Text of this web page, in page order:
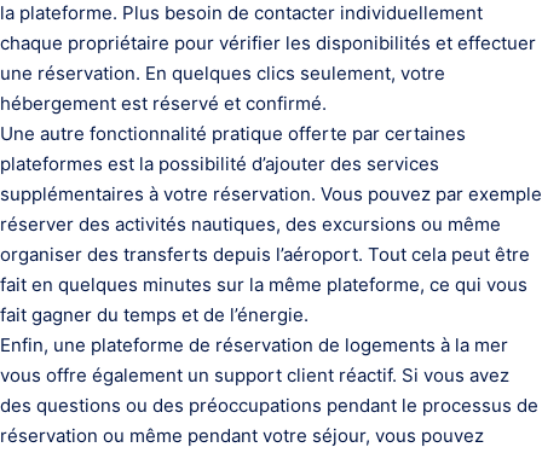
la plateforme. Plus besoin de contacter individuellement
chaque propriétaire pour vérifier les disponibilités et effectuer
une réservation. En quelques clics seulement, votre
hébergement est réservé et confirmé.
Une autre fonctionnalité pratique offerte par certaines
plateformes est la possibilité d’ajouter des services
supplémentaires à votre réservation. Vous pouvez par exemple
réserver des activités nautiques, des excursions ou même
organiser des transferts depuis l’aéroport. Tout cela peut être
fait en quelques minutes sur la même plateforme, ce qui vous
fait gagner du temps et de l’énergie.
Enfin, une plateforme de réservation de logements à la mer
vous offre également un support client réactif. Si vous avez
des questions ou des préoccupations pendant le processus de
réservation ou même pendant votre séjour, vous pouvez